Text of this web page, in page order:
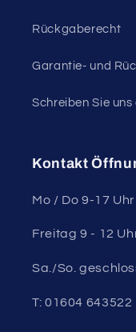
Rückgaberecht
Garantie- und
Schreiben Sie uns
Kontakt
Mo / Do 9-17 Uhr
Freitag 9 - 12
Sa./So.
T: 01604 643522